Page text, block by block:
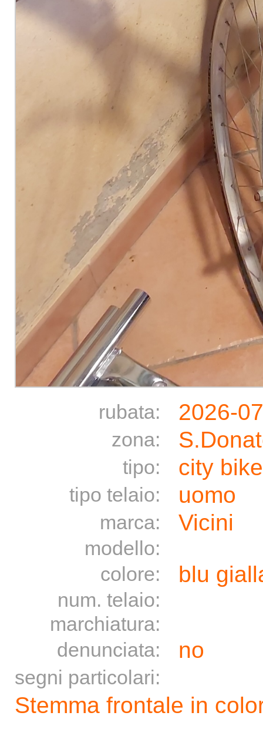
rubata: 2026-
zona:
tipo: city bike
tipo telaio: uomo
marca: Vicini
modello:
colore:
blu
num. telaio:
marchiatura:
denunciata:
no
segni particolari:
Stemma frontale in